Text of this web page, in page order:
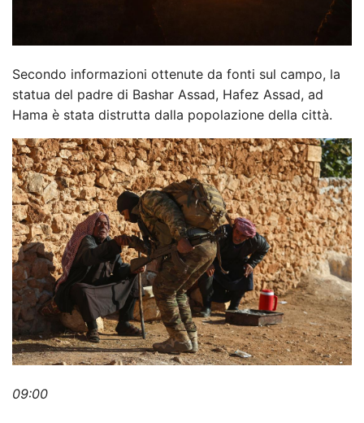
Secondo informazioni ottenute da fonti sul campo, la
statua del padre di Bashar Assad, Hafez Assad, ad
Hama è stata distrutta dalla popolazione della città.
09:00